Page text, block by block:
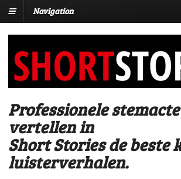
Navigation
Professionele
vertellen in
Short Stories de beste
luisterverhalen.